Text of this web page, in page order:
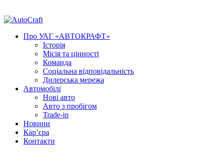
Про УАГ «АВТОКРАФТ»
Історія
Місія та цінності
Команда
Соціальна відповідальність
Дилерська мережа
Автомобілі
Нові авто
Авто з пробігом
Trade-in
Новини
Кар’єра
Контакти